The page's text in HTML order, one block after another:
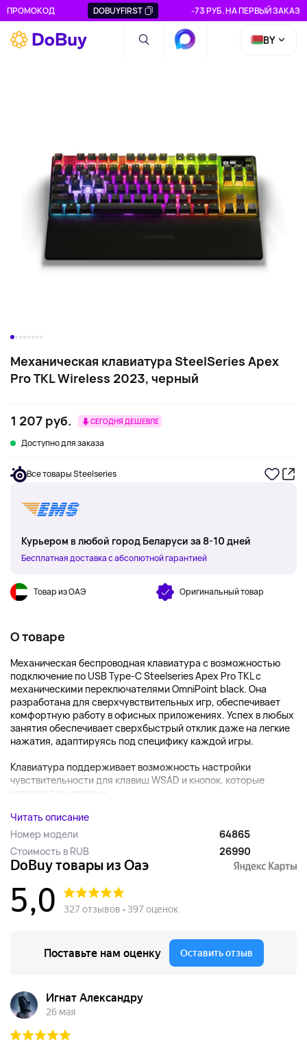
ПРОМОКОД DOBUYFIRST -73 РУБ. НА ПЕРВЫЙ ЗАКАЗ
BY
Механическая клавиатура SteelSeries Apex
Pro TKL Wireless 2023, черный
1 207 руб. СЕГОДНЯ ДЕШЕВЛЕ
Доступно для заказа
Все товары Steelseries
Курьером в любой город Беларуси за 8-10 дней
Бесплатная доставка с абсолютной гарантией
Товар из ОАЭ Оригинальный товар
О товаре
Механическая беспроводная клавиатура с возможностью
подключение по USB Type-C Steelseries Apex Pro TKL с
механическими переключателями OmniPoint black. Она
разработана для сверхчувствительных игр, обеспечивает
комфортную работу в офисных приложениях. Успех в любых
занятия обеспечивает сверхбыстрый отклик даже на легкие
нажатия, адаптируясь под специфику каждой игры.
Клавиатура поддерживает возможность настройки
чувствительности для клавиш WSAD и кнопок, которые
отвечают за игровые...
Читать описание
Номер модели
‎64865
Стоимость в RUB
26990